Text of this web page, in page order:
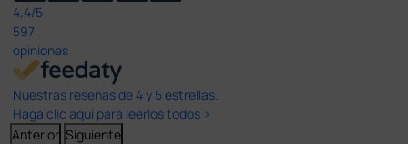
4,4/5
597
opiniones
Nuestras reseñas de 4 y 5 estrellas.
Haga clic aquí para leerlos todos >
Anterior Siguiente